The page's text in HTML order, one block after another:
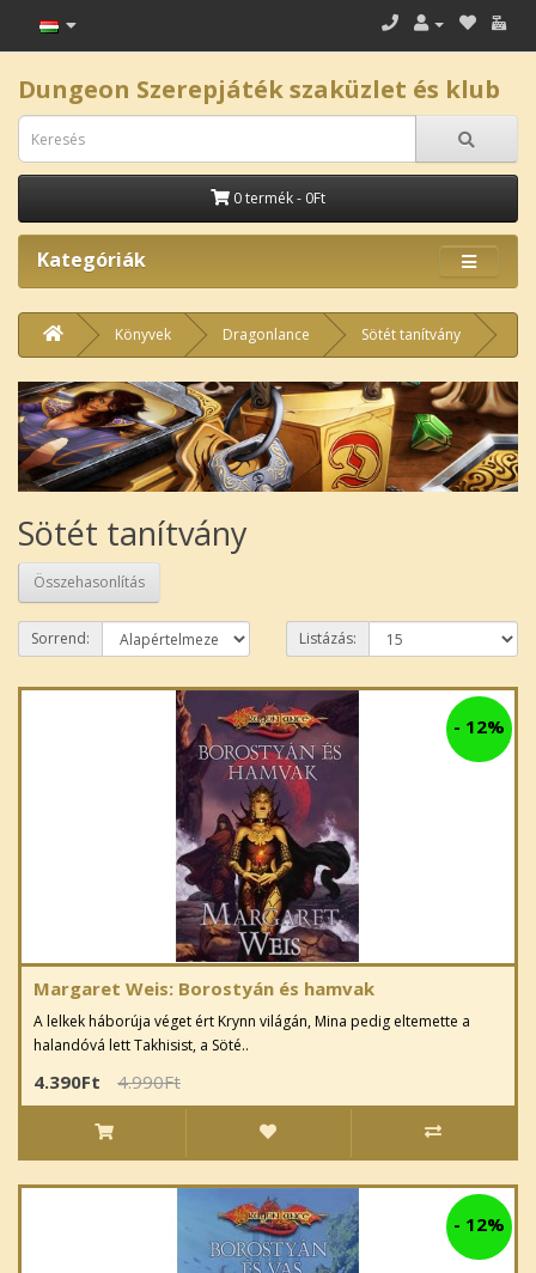
Dungeon Szerepjáték szaküzlet és klub
0 termék - 0Ft
Kategóriák
Könyvek Dragonlance Sötét tanítvány
Sötét tanítvány
Összehasonlítás
Sorrend: Listázás:
- 12%
Margaret Weis: Borostyán és hamvak
A lelkek háborúja véget ért Krynn világán, Mina pedig eltemette a
halandóvá lett Takhisist, a Söté..
4.390Ft 4.990Ft
- 12%